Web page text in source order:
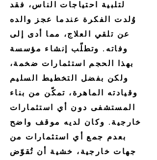
لتلبية احتياجات الناس، فقد
وُلدت الفكرة عندما عجز والده
عن تلقي العلاج، مما أدى إلى
وفاته. وتطلّب إنشاء مؤسسة
بهذا الحجم استثمارات ضخمة،
ولكن بفضل التخطيط السليم
وقيادته الماهرة، تمكّن من بناء
المستشفى دون أي استثمارات
خارجية. وكان لديه موقف واضح
بعدم جمع أي استثمارات من
جهات خارجية، خشية أن تُقوّض